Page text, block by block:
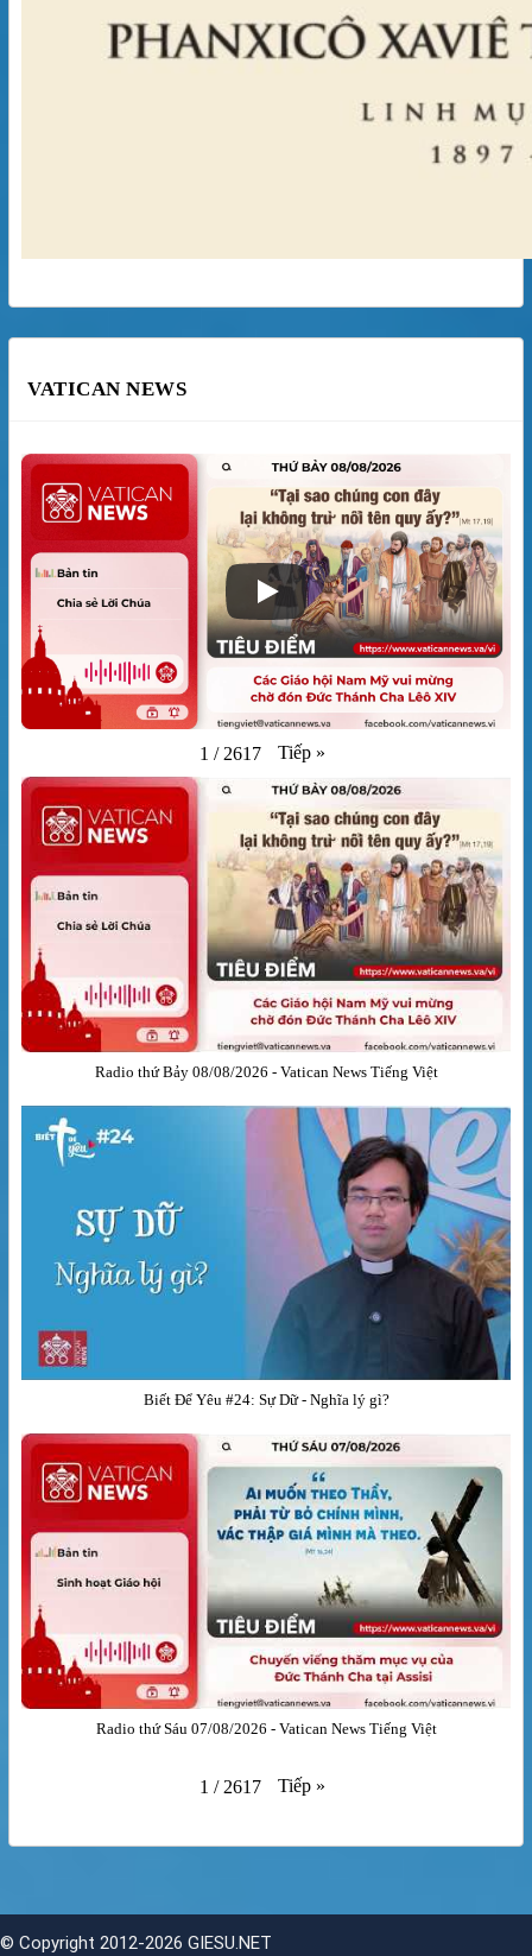
VATICAN NEWS
1 / 2617 Tiếp »
Radio thứ Bảy 08/08/2026 - Vatican News Tiếng Việt
Biết Để Yêu #24: Sự Dữ - Nghĩa lý gì?
Radio thứ Sáu 07/08/2026 - Vatican News Tiếng Việt
1 / 2617 Tiếp »
© Copyright 2012-2026 GIESU.NET